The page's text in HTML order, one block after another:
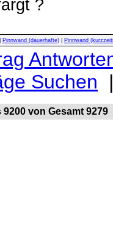
?
Pinnwand (dauerhafte) Pinnwand
Suchen
von Gesamt 9279